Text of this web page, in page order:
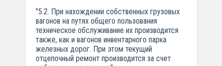
"5.2. При нахождении собственных грузовых
вагонов на путях общего пользования
техническое обслуживание их производится
также, как и вагонов инвентарного парка
железных дорог. При этом текущий
отцепочный ремонт производится за счет